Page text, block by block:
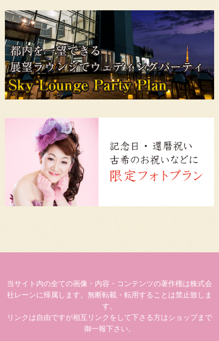
当サイト内の全ての画像・内容・コンテンツの著作権は株式会
社レーンに帰属します。無断転載・転用することは禁止致しま
す。
リンクは自由ですが相互リンクをして下さる方はショップまで
御一報下さい。